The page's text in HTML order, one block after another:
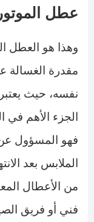
عطل
وهذا هو العطل
مقدرة الغسالة
نفسه، حيث
الجزء الأهم في
فهو المسؤول عن
الملابس بعد
من الأعطال
فني أو فريق